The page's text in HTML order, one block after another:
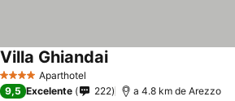
4 EstrelasAparthotel
Villa Ghiandai
9,5 Excelente 222 a 4.8 km de Arezzo